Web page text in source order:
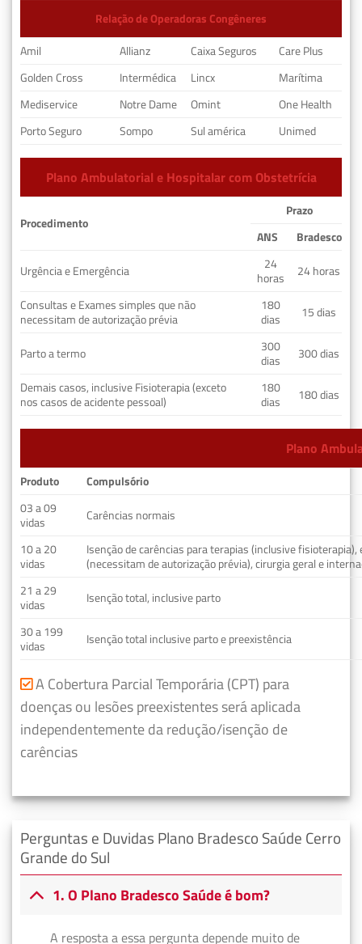
Relação de Operadoras Congêneres
Amil
Allianz Caixa Seguros
Care Plus
Golden Cross
Intermédica Lincx
Marítima
Mediservice
Notre Dame Omint
One Health
Porto Seguro
Sompo Sul américa Unimed
Plano Ambulatorial e Hospitalar com Obstetrícia
Procedimento
Prazo
ANS
Bradesco
Urgência e Emergência
24
horas
24 horas
Consultas e Exames simples que não
necessitam de autorização prévia
180
dias
15 dias
Parto a termo
300
dias
300 dias
Demais casos, inclusive Fisioterapia (exceto
nos casos de acidente pessoal)
180
dias
180 dias
Plano
Produto
Compulsório
03 a 09
vidas
Carências normais
10 a 20
vidas
Isenção de carências para terapias (inclusive fisioterapia),
(necessitam de autorização prévia), cirurgia geral e
21 a 29
vidas
Isenção total, inclusive parto
30 a 199
vidas
Isenção total inclusive parto e preexistência
A Cobertura Parcial Temporária (CPT) para
doenças ou lesões preexistentes será aplicada
independentemente da redução/isenção de
carências
Perguntas e Duvidas Plano Bradesco Saúde Cerro
Grande do Sul
1. O Plano Bradesco Saúde é bom?
A resposta a essa pergunta depende muito de